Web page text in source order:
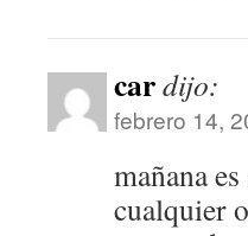
cardijo:
febrero 14,
mañana
cualquier